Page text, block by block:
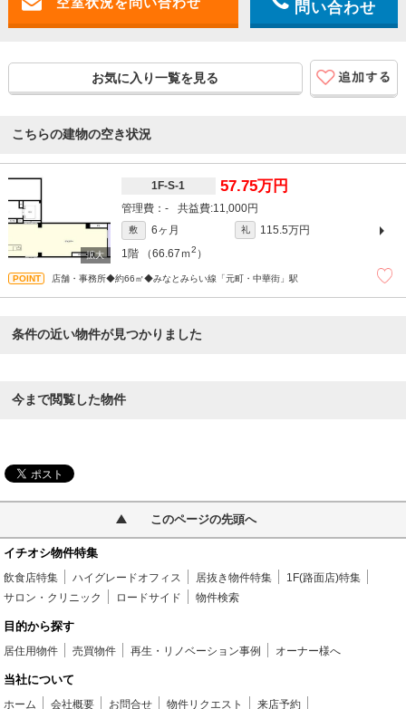
問い合わせ
お気に入り一覧を見る
こちらの建物の空き状況
1F-S-1 57.75万円
- 11,000円
敷 6ヶ月 礼
115.5万円
1階
（66.67ｍ2 ）
店舗・事務所◆約66㎡◆みなとみらい線「元町・中華街」駅
条件の近い物件が見つかりました
今まで閲覧した物件
このページの先頭へ
イチオシ物件特集
飲食店特集 ハイグレードオフィス 居抜き物件特集
1F(路面店)特集
サロン・クリニック
ロードサイド 物件検索
目的から探す
居住用物件 売買物件 再生・リノベーション事例 オーナー様へ
当社について
ホーム 会社概要 お問合せ 物件リクエスト 来店予約